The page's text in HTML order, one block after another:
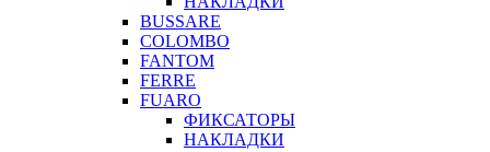
BUSSARE
COLOMBO
FANTOM
FERRE
FUARO
ФИКСАТОРЫ
НАКЛАДКИ